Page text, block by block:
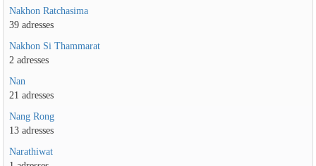
Nakhon Ratchasima
39 adresses
Nakhon Si Thammarat
2 adresses
Nan
21 adresses
Nang Rong
13 adresses
Narathiwat